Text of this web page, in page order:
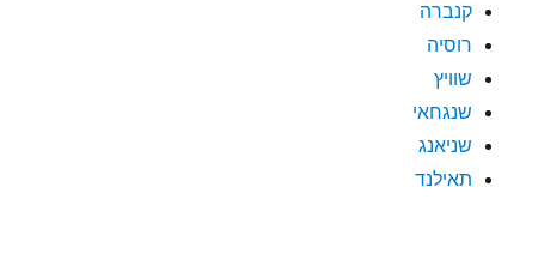
קנברה
רוסיה
שוויץ
שנגחאי
שניאנג
תאילנד